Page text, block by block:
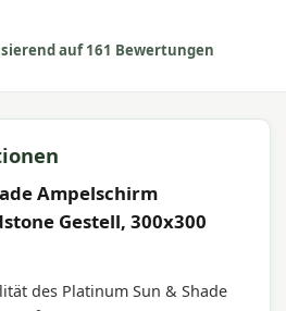
auf 161 Bewertungen
Ampelschirm
Gestell, 300x300
des Platinum Sun & Shade